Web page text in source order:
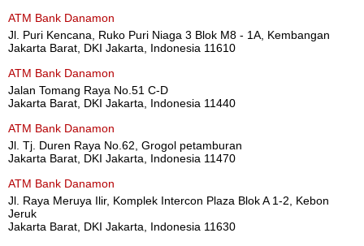
ATM Bank Danamon
Jl. Puri Kencana, Ruko Puri Niaga 3 Blok M8 - 1A, Kembangan
Jakarta Barat, DKI Jakarta, Indonesia 11610
ATM Bank Danamon
Jalan Tomang Raya No.51 C-D
Jakarta Barat, DKI Jakarta, Indonesia 11440
ATM Bank Danamon
Jl. Tj. Duren Raya No.62, Grogol petamburan
Jakarta Barat, DKI Jakarta, Indonesia 11470
ATM Bank Danamon
Jl. Raya Meruya Ilir, Komplek Intercon Plaza Blok A 1-2, Kebon
Jeruk
Jakarta Barat, DKI Jakarta, Indonesia 11630